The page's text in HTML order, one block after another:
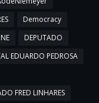
Democracy
DEPUTADO
EDUARDO PEDROSA
FRED LINHARES